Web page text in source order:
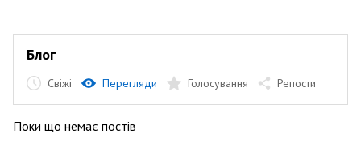
Блог
Свіжі Перегляди Голосування Репости
Поки що немає постів